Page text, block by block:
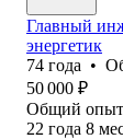
Главный
энергетик
74 года •
50 000 ₽
Общий опыт
22 года 8